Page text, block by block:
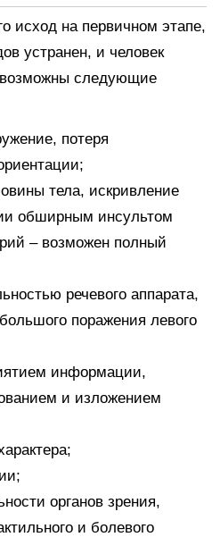
исход на первичном этапе,
устранен, и человек
возможны следующие
потеря
тела, искривление
обширным инсультом
– возможен полный
речевого аппарата,
поражения левого
информации,
и изложением
органов зрения,
и болевого